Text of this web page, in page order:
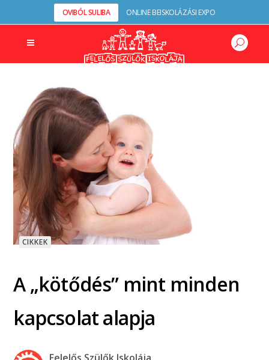
OVIBÓL SULIBA ONLINE BEISKOLÁZÁSI EXPO
CIKKEK
A „kötődés” mint minden
kapcsolat alapja